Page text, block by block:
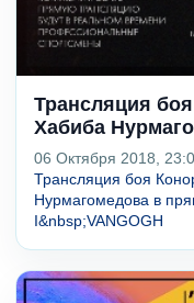
Трансляция
Хабиба
06 Октября 2018,
Трансляция боя
Нурмагомедова в
I&nbsp;VANGOGH